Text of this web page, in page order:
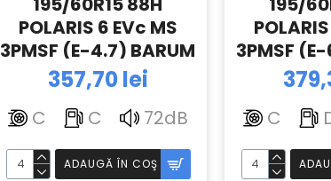
POLARIS 6 EVc MS
3PMSF (E-4.7) BARUM
357,70 lei
C C 72dB
ADAUGĂ ÎN COŞ
3PMSF
C